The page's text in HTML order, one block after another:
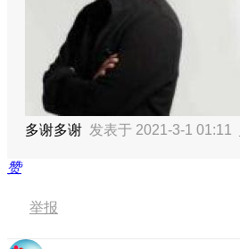
多谢多谢 发表于 2021-3-1 01:11
赞
举报